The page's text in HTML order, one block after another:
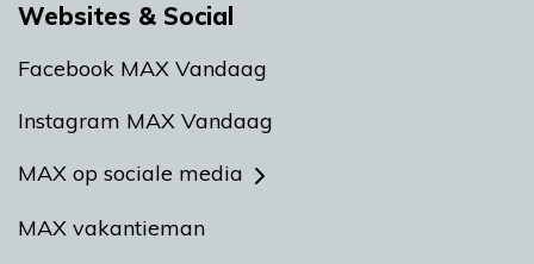
Websites & Social
Facebook MAX Vandaag
Instagram MAX Vandaag
MAX op sociale media
MAX vakantieman